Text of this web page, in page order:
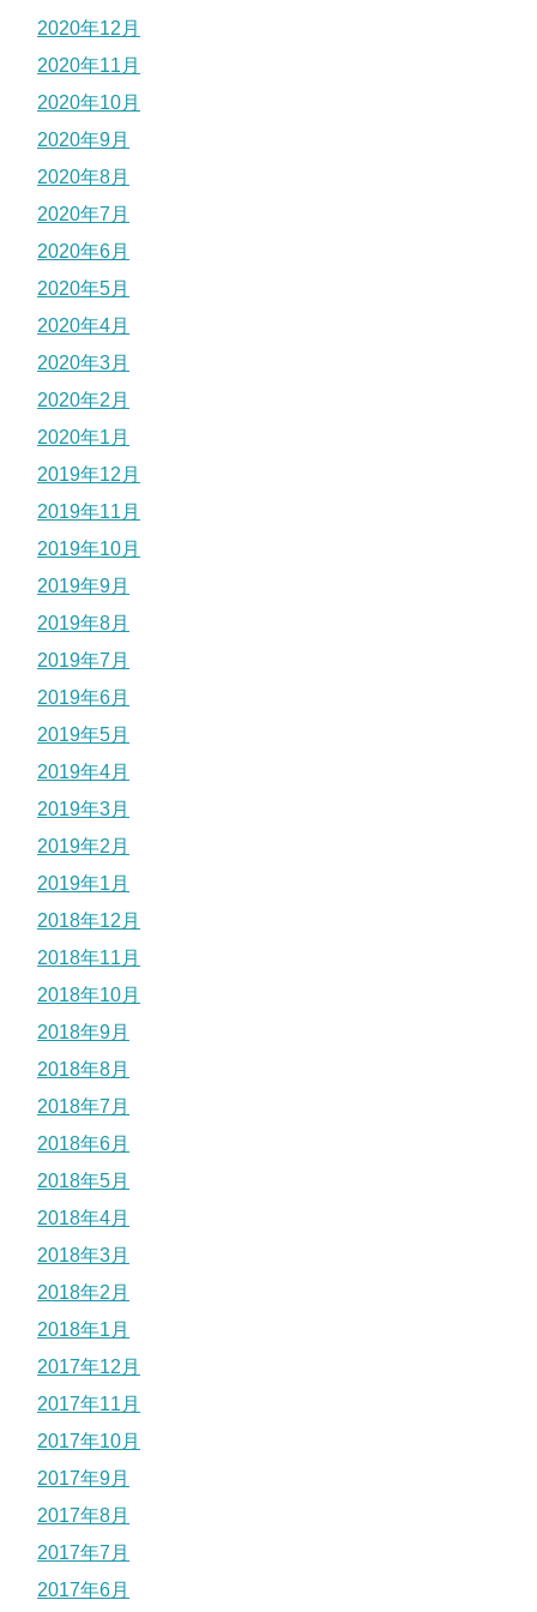
2020年12月
2020年11月
2020年10月
2020年9月
2020年8月
2020年7月
2020年6月
2020年5月
2020年4月
2020年3月
2020年2月
2020年1月
2019年12月
2019年11月
2019年10月
2019年9月
2019年8月
2019年7月
2019年6月
2019年5月
2019年4月
2019年3月
2019年2月
2019年1月
2018年12月
2018年11月
2018年10月
2018年9月
2018年8月
2018年7月
2018年6月
2018年5月
2018年4月
2018年3月
2018年2月
2018年1月
2017年12月
2017年11月
2017年10月
2017年9月
2017年8月
2017年7月
2017年6月